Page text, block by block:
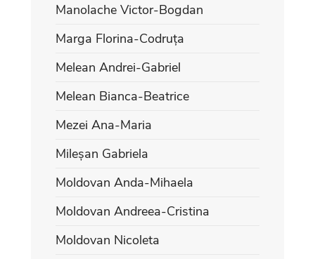
Manolache Victor-Bogdan
Marga Florina-Codruța
Melean Andrei-Gabriel
Melean Bianca-Beatrice
Mezei Ana-Maria
Mileșan Gabriela
Moldovan Anda-Mihaela
Moldovan Andreea-Cristina
Moldovan Nicoleta